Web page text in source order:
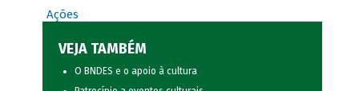
Ações
VEJA TAMBÉM
O BNDES e o apoio à cultura